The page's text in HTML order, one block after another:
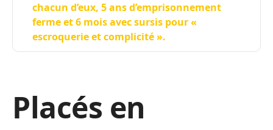
chacun d’eux, 5 ans d’emprisonnement
ferme et 6 mois avec sursis pour «
escroquerie et complicité ».
Placés en